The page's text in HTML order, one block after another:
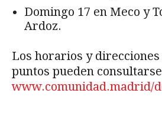
Domingo 17 en Meco y
Ardoz.
Los horarios y direcciones
puntos pueden
www.comunidad.madrid/